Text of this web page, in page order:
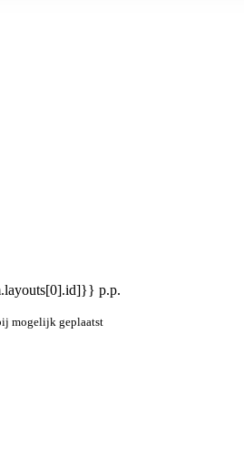
p.p.
mogelijk geplaatst